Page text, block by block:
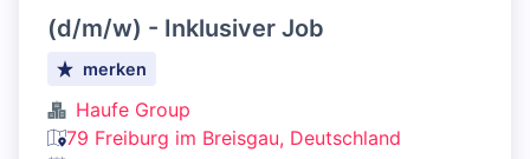
(d/m/w) - Inklusiver Job
merken
Haufe Group
79 Freiburg im Breisgau, Deutschland